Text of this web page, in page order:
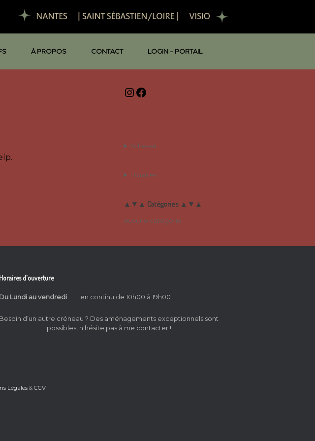
À PROPOS CONTACT LOGIN – PORTAIL
Instagram
Facebook
Adresse
Horaires
▲▼▲ Catégories ▲▼▲
Aucune catégorie
Horaires d'ouverture
Du Lundi au vendredi en continu de 10h00 à 19h00
Besoin d’un autre créneau ? Des aménagements exceptionnels sont
possibles, n'hésite pas à me contacter !
Légales & CGV